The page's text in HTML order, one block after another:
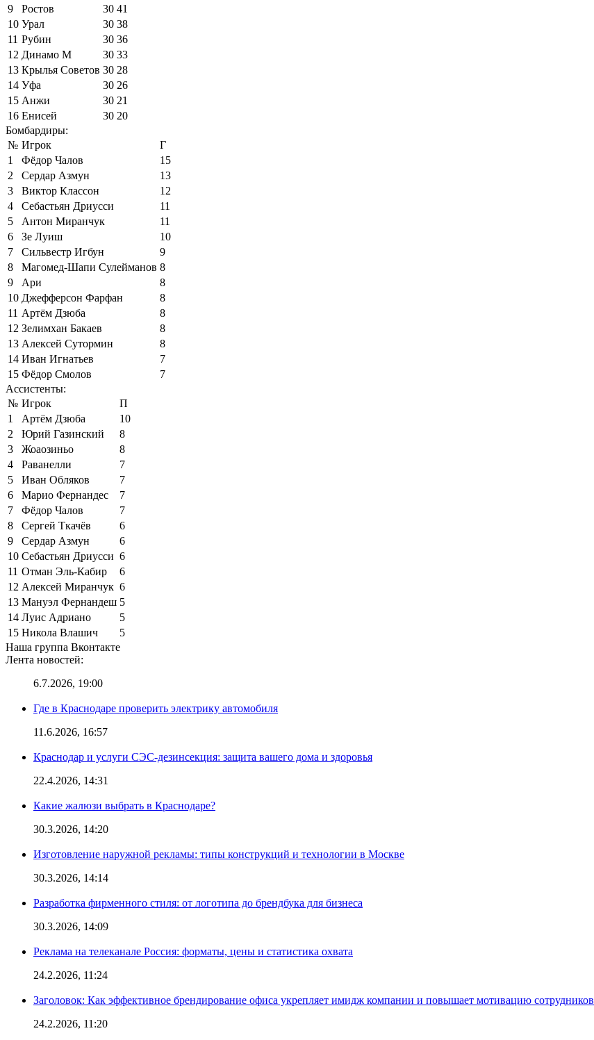
9
Ростов 30 41
10 Урал 30 38
11 Рубин 30 36
12 Динамо М 30 33
13 Крылья Советов 30 28
14 Уфа 30 26
15 Анжи 30 21
16 Енисей 30 20
Бомбардиры:
№ Игрок
Г
1
Фёдор Чалов
15
2
Сердар Азмун
13
3
Виктор Классон
12
4
Себастьян Дриусси
11
5
Антон Миранчук
11
6
Зе Луиш
10
7
Сильвестр Игбун
9
8
Магомед-Шапи Сулейманов 8
9
Ари
8
10 Джефферсон Фарфан
8
11 Артём Дзюба
8
12 Зелимхан Бакаев
8
13 Алексей Сутормин
8
14 Иван Игнатьев
7
15 Фёдор Смолов
7
Ассистенты:
№ Игрок
П
1
Артём Дзюба
10
2
Юрий Газинский
8
3
Жоаозиньо
8
4
Раванелли
7
5
Иван Обляков
7
6
Марио Фернандес
7
7
Фёдор Чалов
7
8
Сергей Ткачёв
6
9
Сердар Азмун
6
10 Себастьян Дриусси 6
11 Отман Эль-Кабир
6
12 Алексей Миранчук 6
13 Мануэл Фернандеш 5
14 Луис Адриано
5
15 Никола Влашич
5
Наша группа Вконтакте
Лента новостей:
6.7.2026, 19:00
Где в Краснодаре проверить электрику автомобиля
11.6.2026, 16:57
Краснодар и услуги СЭС-дезинсекция: защита вашего дома и здоровья
22.4.2026, 14:31
Какие жалюзи выбрать в Краснодаре?
30.3.2026, 14:20
Изготовление наружной рекламы: типы конструкций и технологии в Москве
30.3.2026, 14:14
Разработка фирменного стиля: от логотипа до брендбука для бизнеса
30.3.2026, 14:09
Реклама на телеканале Россия: форматы, цены и статистика охвата
24.2.2026, 11:24
Заголовок: Как эффективное брендирование офиса укрепляет имидж компании и повышает мотивацию сотрудников
24.2.2026, 11:20